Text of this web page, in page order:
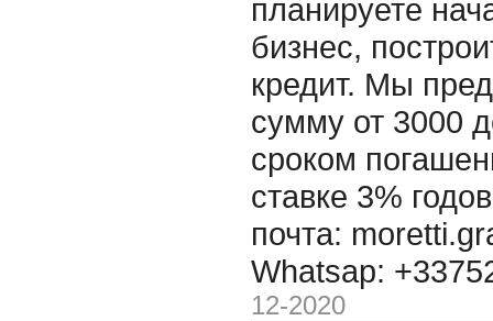
планируете
бизнес,
кредит. Мы
сумму от 3000
сроком
ставке 3%
почта:
Whatsap:
12-2020